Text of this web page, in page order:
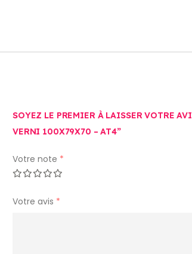
SOYEZ LE PREMIER À LAISSER VOTRE
VERNI 100X79X70 – AT4”
Votre note *
Votre avis *